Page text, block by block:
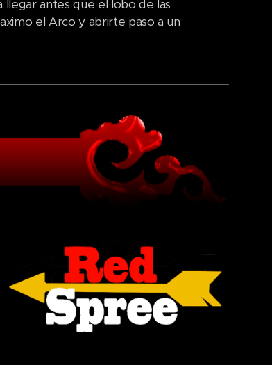
llegar antes que el lobo de las
el Arco y abrirte paso a un